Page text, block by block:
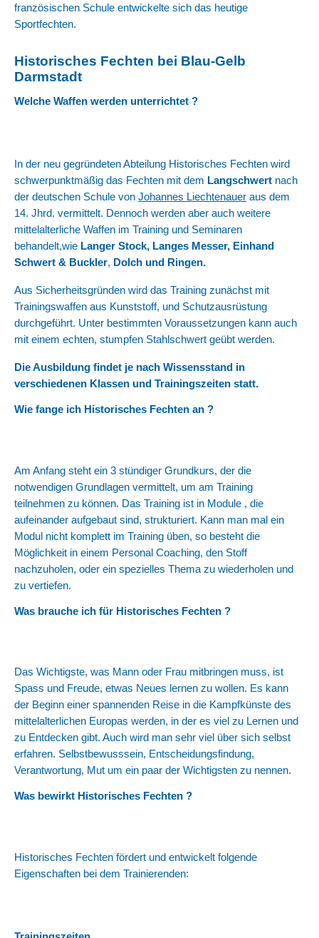
französischen Schule entwickelte sich das heutige
Sportfechten.
Historisches Fechten bei Blau-Gelb
Darmstadt
Welche Waffen werden unterrichtet ?
In der neu gegründeten Abteilung Historisches Fechten wird
schwerpunktmäßig das Fechten mit dem Langschwert nach
der deutschen Schule von Johannes Liechtenauer aus dem
14. Jhrd. vermittelt. Dennoch werden aber auch weitere
mittelalterliche Waffen im Training und Seminaren
behandelt,wie Langer Stock, Langes Messer, Einhand
Schwert & Buckler, Dolch und Ringen.
Aus Sicherheitsgründen wird das Training zunächst mit
Trainingswaffen aus Kunststoff, und Schutzausrüstung
durchgeführt. Unter bestimmten Voraussetzungen kann auch
mit einem echten, stumpfen Stahlschwert geübt werden.
Die Ausbildung findet je nach Wissensstand in
verschiedenen Klassen und Trainingszeiten statt.
Wie fange ich Historisches Fechten an ?
Am Anfang steht ein 3 stündiger Grundkurs, der die
notwendigen Grundlagen vermittelt, um am Training
teilnehmen zu können. Das Training ist in Module , die
aufeinander aufgebaut sind, strukturiert. Kann man mal ein
Modul nicht komplett im Training üben, so besteht die
Möglichkeit in einem Personal Coaching, den Stoff
nachzuholen, oder ein spezielles Thema zu wiederholen und
zu vertiefen.
Was brauche ich für Historisches Fechten ?
Das Wichtigste, was Mann oder Frau mitbringen muss, ist
Spass und Freude, etwas Neues lernen zu wollen. Es kann
der Beginn einer spannenden Reise in die Kampfkünste des
mittelalterlichen Europas werden, in der es viel zu Lernen und
zu Entdecken gibt. Auch wird man sehr viel über sich selbst
erfahren. Selbstbewusssein, Entscheidungsfindung,
Verantwortung, Mut um ein paar der Wichtigsten zu nennen.
Was bewirkt Historisches Fechten ?
Historisches Fechten fördert und entwickelt folgende
Eigenschaften bei dem Trainierenden: